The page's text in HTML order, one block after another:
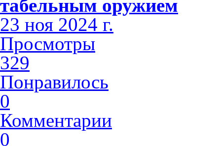
табельным оружием
23 ноя 2024 г.
Просмотры
329
Понравилось
0
Комментарии
0